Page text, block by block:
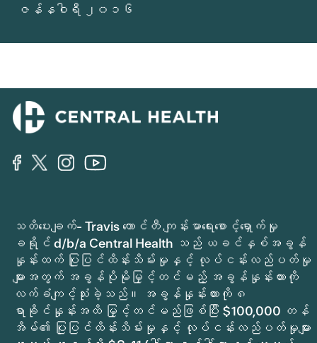
ဇန်နဝါရီ ၂၀၁၆
သတိပေးချက်- Travis ကောင်တီ ကျန်းမာရေးစောင့်ရှောက်မှု
ခရိုင် d/b/a Central Health သည် ယခင်နှစ်အခွန်
နှုန်းထက် ပြုပြင်ထိန်းသိမ်းမှုနှင့် လုပ်ငန်းလည်ပတ်မှု
များအတွက် အခွန်ပိုမိုမြှင့်တင်မည့် အခွန်နှုန်းထားကို
လက်ခံကျင့်သုံးခဲ့သည်။ အခွန်နှုန်းထားကို ၈
ရာခိုင်နှုန်းအထိ မြှင့်တင်မည်ဖြစ်ပြီး $100,000 တန်
အိမ်၏ ပြုပြင်ထိန်းသိမ်းမှုနှင့် လုပ်ငန်းလည်ပတ်မှုများ